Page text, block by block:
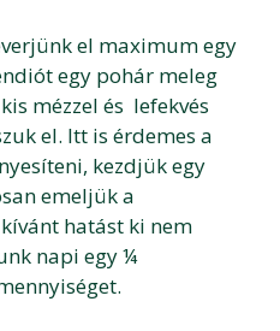
el maximum egy
egy pohár meleg
mézzel és lefekvés
el. Itt is érdemes a
kezdjük egy
emeljük a
hatást ki nem
napi egy ¼